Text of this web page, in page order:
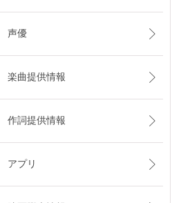
声優
楽曲提供情報
作詞提供情報
アプリ